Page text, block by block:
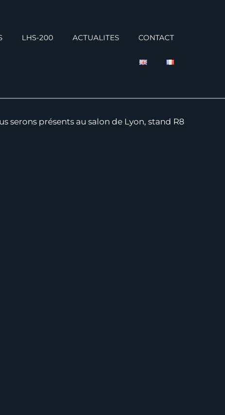
LHS-200 ACTUALITES CONTACT
serons présents au salon de Lyon, stand R8